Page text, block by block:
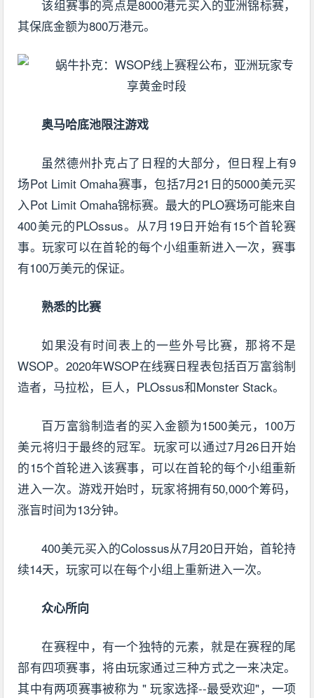
该组赛事的亮点是8000港元买入的亚洲锦标赛，
其保底金额为800万港元。
奥马哈底池限注游戏
虽然德州扑克占了日程的大部分，但日程上有9
场Pot Limit Omaha赛事，包括7月21日的5000美元买
入Pot Limit Omaha锦标赛。最大的PLO赛场可能来自
400美元的PLOssus。从7月19日开始有15个首轮赛
事。玩家可以在首轮的每个小组重新进入一次，赛事
有100万美元的保证。
熟悉的比赛
如果没有时间表上的一些外号比赛，那将不是
WSOP。2020年WSOP在线赛日程表包括百万富翁制
造者，马拉松，巨人，PLOssus和Monster Stack。
百万富翁制造者的买入金额为1500美元，100万
美元将归于最终的冠军。玩家可以通过7月26日开始
的15个首轮进入该赛事，可以在首轮的每个小组重新
进入一次。游戏开始时，玩家将拥有50,000个筹码，
涨盲时间为13分钟。
400美元买入的Colossus从7月20日开始，首轮持
续14天，玩家可以在每个小组上重新进入一次。
众心所向
在赛程中，有一个独特的元素，就是在赛程的尾
部有四项赛事，将由玩家通过三种方式之一来决定。
其中有两项赛事被称为 " 玩家选择--最受欢迎"，一项